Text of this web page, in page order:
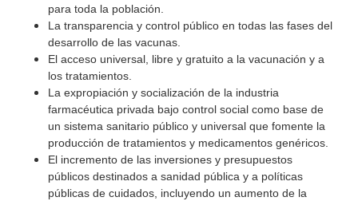
para toda la población.
La transparencia y control público en todas las fases del
desarrollo de las vacunas.
El acceso universal, libre y gratuito a la vacunación y a
los tratamientos.
La expropiación y socialización de la industria
farmacéutica privada bajo control social como base de
un sistema sanitario público y universal que fomente la
producción de tratamientos y medicamentos genéricos.
El incremento de las inversiones y presupuestos
públicos destinados a sanidad pública y a políticas
públicas de cuidados, incluyendo un aumento de la